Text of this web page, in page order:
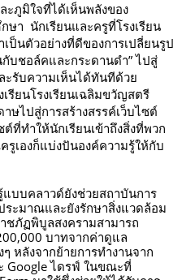
ะภูมิใจที่ได้เห็นพลังของ
า  นักเรียนและครูที่โรงเรียน
ป็นตัวอย่างที่ดีของการเปลี่ยนรูป
บชอล์คและกระดานดำ” ไปสู่
ะรับความเห็นได้ทันทีด้วย
รียนโรงเรียนเฉลิมขวัญสตรี
ษไปสู่การสร้างสรรค์เว็บไซต์
ที่ทำให้นักเรียนเข้าถึงสิ่งที่พวก
รูเองก็แบ่งปันองค์ความรู้ให้กับ
แบบคลาวด์ยังช่วยสถาบันการ
ะมาณและยังรักษาสิ่งแวดล้อม
ชภัฏพิบูลสงครามสามารถ
บาทจากค่าดูแล
หลังจากย้ายการทำงานจาก
Google ไดรฟ์ ในขณะที่